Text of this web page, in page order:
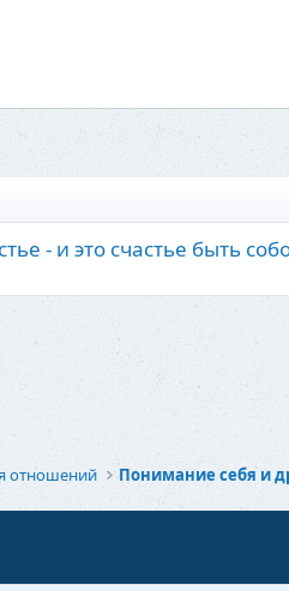
- и это счастье быть
отношений Понимание себя и